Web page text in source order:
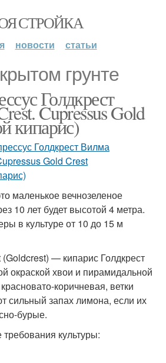
СТРОЙКА
новости статьи
грунте
Голдкрест
Cupressus Gold
кипарис)
маленькое вечнозеленое
10 лет будет высотой 4 метра.
в культуре от 10 до 15 м
— кипарис Голдкрест
окраской хвои и пирамидальной
коричневая, ветки
сильный запах лимона, если их
бурые.
культуры: